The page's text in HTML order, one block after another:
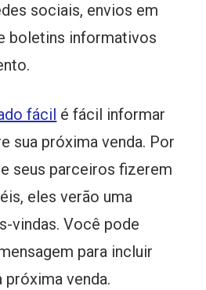
sociais, envios em
boletins informativos
fácil é fácil informar
sua próxima venda. Por
seus parceiros fizerem
eles verão uma
vindas. Você pode
para incluir
próxima venda.